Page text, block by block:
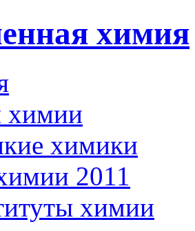
химия
химии
химики
2011
химии